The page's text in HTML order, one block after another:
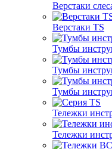
Верстаки
Верстаки TS
Тумбы
Тумбы
Тумбы
Тележки
Тележки